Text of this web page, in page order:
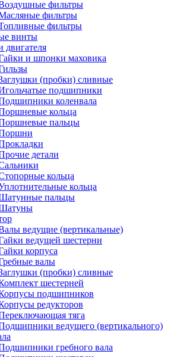
фильтры
фильтры
фильтры
винты
двигателя
и шпонки маховика
(пробки) сливные
подшипники
коленвала
кольца
пальцы
детали
кольца
кольца
пальцы
ведущие (вертикальные)
ведущей шестерни
корпуса
валы
(пробки) сливные
шестерней
подшипников
редукторов
тяга
ведущего (вертикального)
гребного вала